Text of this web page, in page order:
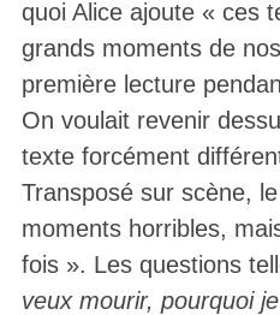
quoi Alice ajoute « ces
grands moments de
première lecture
On voulait revenir
texte forcément
Transposé sur scène,
moments horribles,
fois ». Les questions
veux mourir, pourquoi